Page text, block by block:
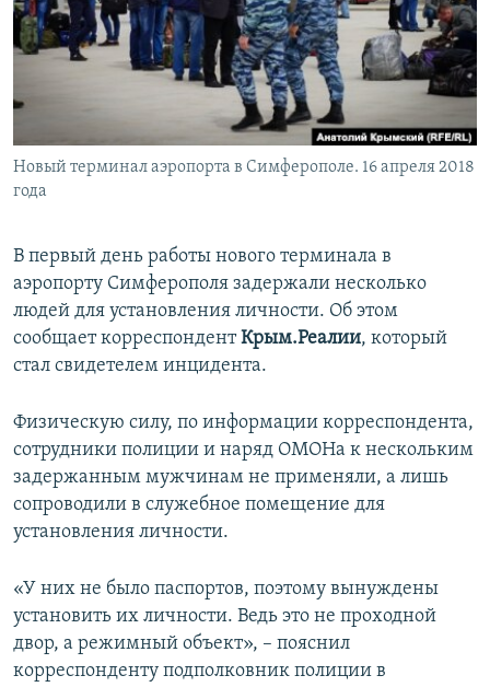
ПОБЕДИТЕЛЕЙ НЕ СУДЯТ?
КРЫМ.НЕПОКОРЕННЫЙ
УКРАИНСКАЯ ПРОБЛЕМА КРЫМА
ПРИСОЕДИНЯЙТЕСЬ!
Все сайты RFE/RL
Новый терминал аэропорта в Симферополе. 16 апреля 2018
года
В первый день работы нового терминала в
аэропорту Симферополя задержали несколько
людей для установления личности. Об этом
сообщает корреспондентКрым.Реалии, который
стал свидетелем инцидента.
Физическую силу, по информации корреспондента,
сотрудники полиции и наряд ОМОНа к нескольким
задержанным мужчинам не применяли, а лишь
сопроводили в служебное помещение для
установления личности.
«У них не было паспортов, поэтому вынуждены
установить их личности. Ведь это не проходной
двор, а режимный объект», – пояснил
корреспонденту подполковник полиции в